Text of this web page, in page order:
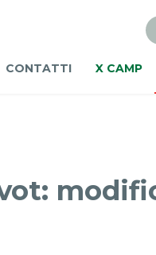
CONTATTI X CAMP